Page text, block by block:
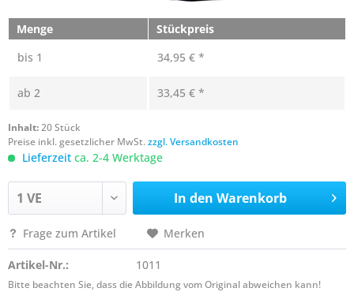
Menge
Stückpreis
bis 1 34,95 € *
ab 2 33,45 € *
Inhalt:20 Stück
Preise inkl. gesetzlicher MwSt.zzgl. Versandkosten
Lieferzeit ca. 2-4 Werktage
In den Warenkorb
Frage zum Artikel Merken
Artikel-Nr.: 1011
Bitte beachten Sie, dass die Abbildung vom Original abweichen kann!